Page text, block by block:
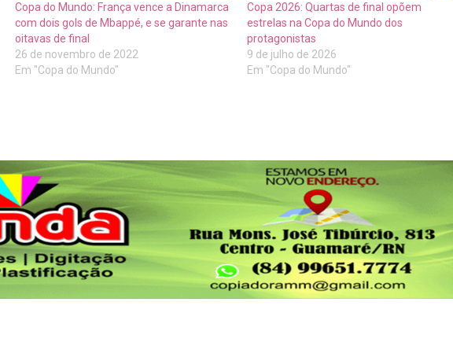
Copa do Mundo: França vence a Dinamarca
com dois gols de Mbappé, e se garante nas
oitavas de final
26 de novembro de 2022
Em "Copa do Mundo"
Copa 2026: Quartas de final opõem
estrelas na Copa do Mundo dos
protagonistas
9 de julho de 2026
Em "Copa do Mundo"